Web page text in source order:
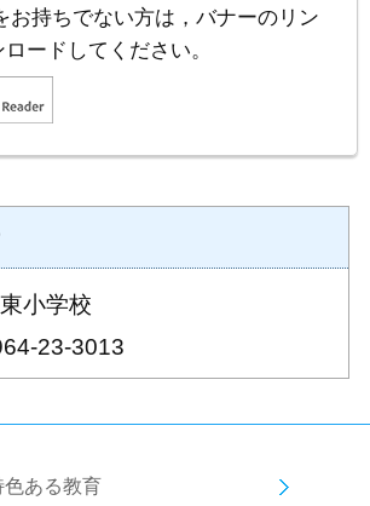
お持ちでない方は，バナーのリン
ードしてください。
小学校
23-3013
色ある教育